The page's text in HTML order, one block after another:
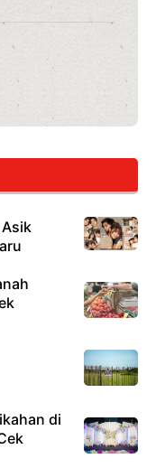
Buka Restoran
di